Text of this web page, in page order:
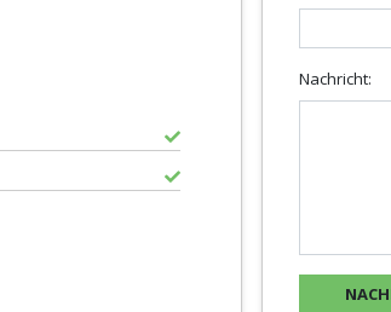
Nachricht: